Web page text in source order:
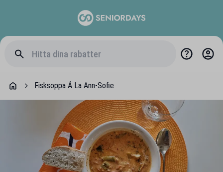
Fisksoppa Á La Ann-Sofie